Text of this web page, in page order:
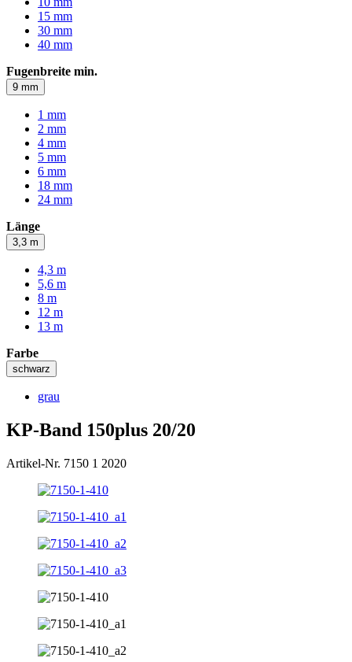
15 mm
30 mm
40 mm
Fugenbreite min.
9 mm
1 mm
2 mm
4 mm
5 mm
6 mm
18 mm
24 mm
Länge
3,3 m
4,3 m
5,6 m
8 m
12 m
13 m
Farbe
schwarz
grau
KP-Band 150plus 20/20
Artikel-Nr. 7150 1 2020